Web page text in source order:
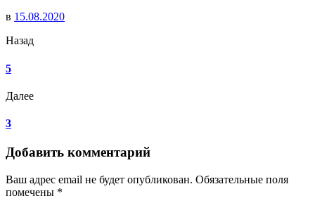
в 15.08.2020
Назад
5
Далее
3
Добавить комментарий
Ваш адрес email не будет опубликован. Обязательные поля
помечены *